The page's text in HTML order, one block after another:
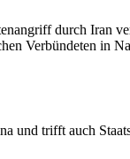
durch Iran
Verbündeten in
und trifft auch